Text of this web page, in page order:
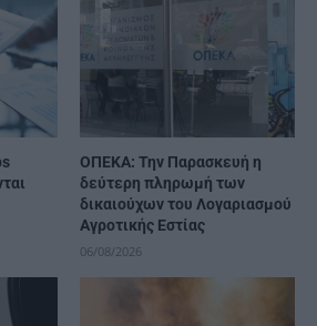
ΟΠΕΚΑ: Την Παρασκευή η
δεύτερη πληρωμή των
δικαιούχων του Λογαριασμού
Αγροτικής Εστίας
06/08/2026